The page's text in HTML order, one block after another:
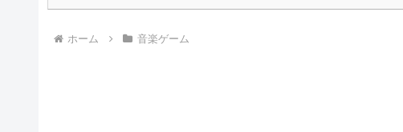
ホーム 音楽ゲーム